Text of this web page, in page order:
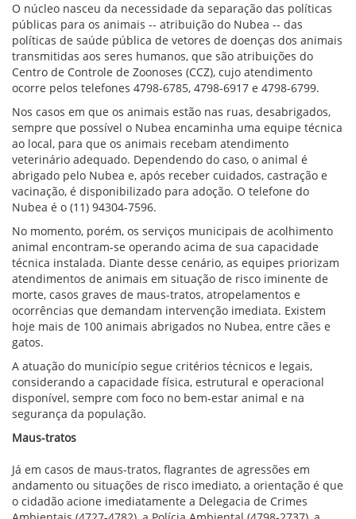
O núcleo nasceu da necessidade da separação das políticas
públicas para os animais -- atribuição do Nubea -- das
políticas de saúde pública de vetores de doenças dos animais
transmitidas aos seres humanos, que são atribuições do
Centro de Controle de Zoonoses (CCZ), cujo atendimento
ocorre pelos telefones 4798-6785, 4798-6917 e 4798-6799.
Nos casos em que os animais estão nas ruas, desabrigados,
sempre que possível o Nubea encaminha uma equipe técnica
ao local, para que os animais recebam atendimento
veterinário adequado. Dependendo do caso, o animal é
abrigado pelo Nubea e, após receber cuidados, castração e
vacinação, é disponibilizado para adoção. O telefone do
Nubea é o (11) 94304-7596.
No momento, porém, os serviços municipais de acolhimento
animal encontram-se operando acima de sua capacidade
técnica instalada. Diante desse cenário, as equipes priorizam
atendimentos de animais em situação de risco iminente de
morte, casos graves de maus-tratos, atropelamentos e
ocorrências que demandam intervenção imediata. Existem
hoje mais de 100 animais abrigados no Nubea, entre cães e
gatos.
A atuação do município segue critérios técnicos e legais,
considerando a capacidade física, estrutural e operacional
disponível, sempre com foco no bem-estar animal e na
segurança da população.
Maus-tratos
Já em casos de maus-tratos, flagrantes de agressões em
andamento ou situações de risco imediato, a orientação é que
o cidadão acione imediatamente a Delegacia de Crimes